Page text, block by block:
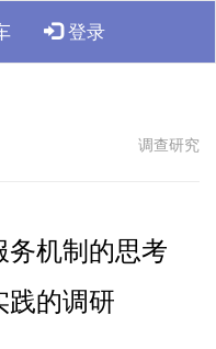
登录
调查研究
务机制的思考
的调研